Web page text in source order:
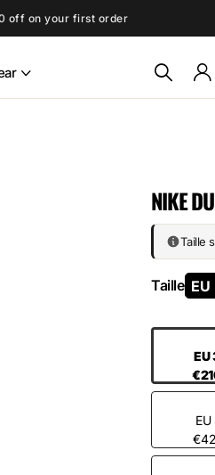
off on your first order
NIKE
Taille
Taille EU
EU